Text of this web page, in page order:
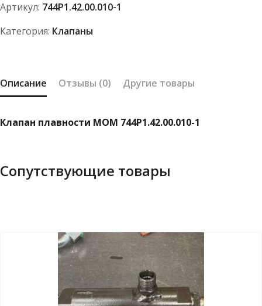
744Р1.42.00.010-
Артикул: 744Р1.42.00.010-1
Категория: Клапаны
Описание Отзывы (0) Другие товары
Клапан плавности МОМ 744Р1.42.00.010-1
Сопутствующие товары